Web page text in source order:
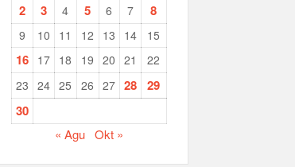
2
3 4 5 6 7 8
9 10 11 12 13 14 15
16 17 18 19 20 21
22
23 24 25 26 27 28
29
30
« Agu Okt »